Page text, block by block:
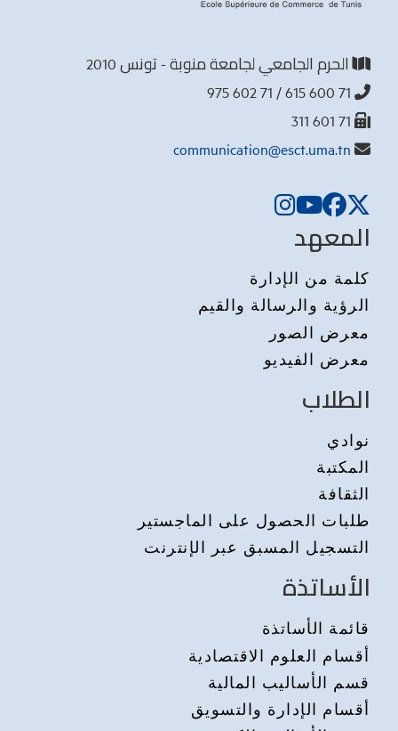
الحرم الجامعي لجامعة منوبة - تونس 2010
communication@esct.uma.tn
المعهد
كلمة من الإدارة
الرؤية والرسالة والقيم
معرض الصور
معرض الفيديو
الطلاب
نوادي
المكتبة
الثقافة
طلبات الحصول على الماجستير
التسجيل المسبق عبر الإنترنت
الأساتذة
قائمة الأساتذة
أقسام العلوم الاقتصادية
قسم الأساليب المالية
أقسام الإدارة والتسويق